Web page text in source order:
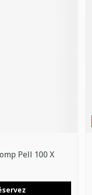
Pell 100 X